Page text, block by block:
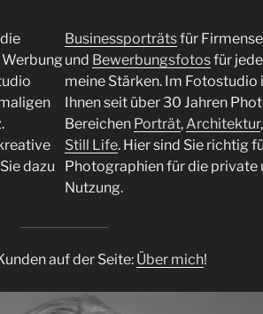
.
dazu
Businessporträtsfür
und Bewerbungsfotosfür
meine Stärken. Im Fotostudio
Ihnen seit über 30 Jahren
Bereichen Porträt,Architektur
Still Life. Hier sind Sie richtig
Photographien für die private
Nutzung.
auf der Seite: Über mich!